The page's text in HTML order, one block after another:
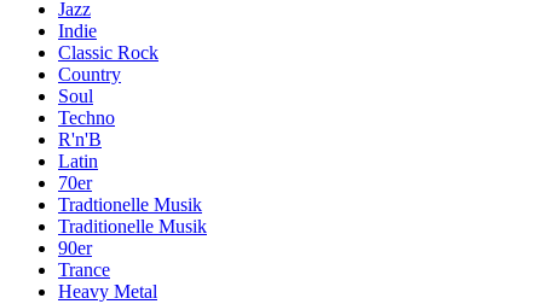
Jazz
Indie
Classic Rock
Country
Soul
Techno
R'n'B
Latin
70er
Tradtionelle Musik
Traditionelle Musik
90er
Trance
Heavy Metal